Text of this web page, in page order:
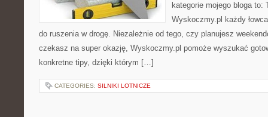
kategorie mojego bloga to:
Wyskoczmy.pl każdy
do ruszenia w drogę. Niezależnie od tego, czy planujesz
czekasz na super okazję, Wyskoczmy.pl pomoże wyszukać
konkretne tipy, dzięki którym […]
CATEGORIES: SILNIKI LOTNICZE